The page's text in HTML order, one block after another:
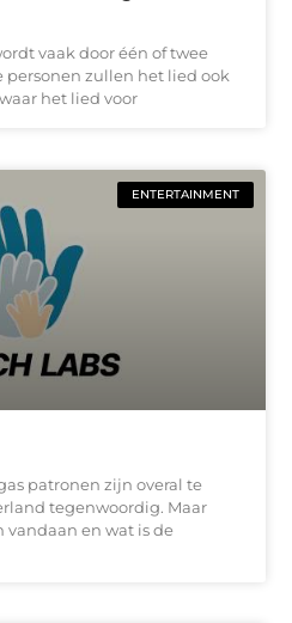
vaak door één of twee
personen zullen het lied ook
het lied voor
ENTERTAINMENT
patronen zijn overal te
tegenwoordig. Maar
vandaan en wat is de